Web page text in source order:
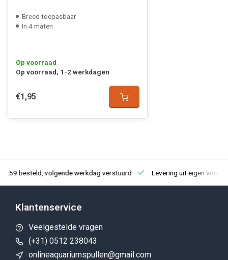
Breed toepasbaar
In 4 maten
Op voorraad
Op voorraad, 1-2 werkdagen
€1,95
besteld, volgende werkdag verstuurd Levering uit eigen
Klantenservice
Veelgestelde vragen
(+31) 0512 238043
onlineaquariumspullen@gmail.com